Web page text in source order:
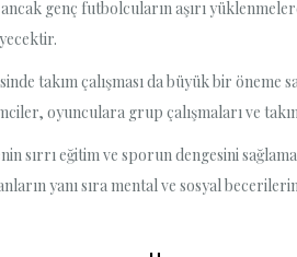
genç futbolcuların aşırı
takım çalışması da büyük bir
oyunculara grup çalışmaları ve
sırrı eğitim ve sporun dengesini
yanı sıra mental ve sosyal